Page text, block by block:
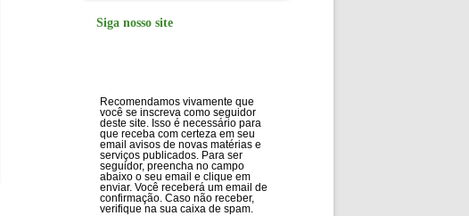
Siga nosso site
Recomendamos vivamente que
você se inscreva como seguidor
deste site. Isso é necessário para
que receba com certeza em seu
email avisos de novas matérias e
serviços publicados. Para ser
seguidor, preencha no campo
abaixo o seu email e clique em
enviar. Você receberá um email de
confirmação. Caso não receber,
verifique na sua caixa de spam.